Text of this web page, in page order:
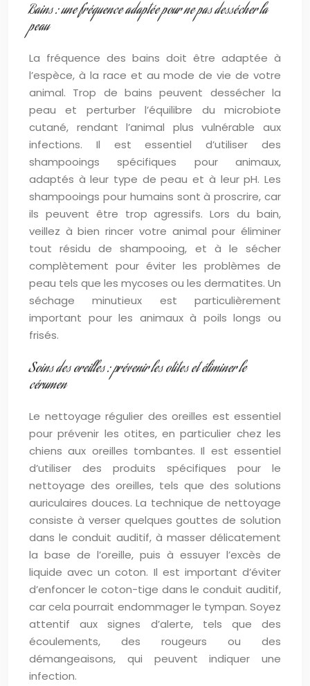
Bains : une fréquence adaptée pour ne pas dessécher la
peau
La fréquence des bains doit être adaptée à
l’espèce, à la race et au mode de vie de votre
animal. Trop de bains peuvent dessécher la
peau et perturber l’équilibre du microbiote
cutané, rendant l’animal plus vulnérable aux
infections. Il est essentiel d’utiliser des
shampooings spécifiques pour animaux,
adaptés à leur type de peau et à leur pH. Les
shampooings pour humains sont à proscrire, car
ils peuvent être trop agressifs. Lors du bain,
veillez à bien rincer votre animal pour éliminer
tout résidu de shampooing, et à le sécher
complètement pour éviter les problèmes de
peau tels que les mycoses ou les dermatites. Un
séchage minutieux est particulièrement
important pour les animaux à poils longs ou
frisés.
Soins des oreilles : prévenir les otites et éliminer le
cérumen
Le nettoyage régulier des oreilles est essentiel
pour prévenir les otites, en particulier chez les
chiens aux oreilles tombantes. Il est essentiel
d’utiliser des produits spécifiques pour le
nettoyage des oreilles, tels que des solutions
auriculaires douces. La technique de nettoyage
consiste à verser quelques gouttes de solution
dans le conduit auditif, à masser délicatement
la base de l’oreille, puis à essuyer l’excès de
liquide avec un coton. Il est important d’éviter
d’enfoncer le coton-tige dans le conduit auditif,
car cela pourrait endommager le tympan. Soyez
attentif aux signes d’alerte, tels que des
écoulements, des rougeurs ou des
démangeaisons, qui peuvent indiquer une
infection.